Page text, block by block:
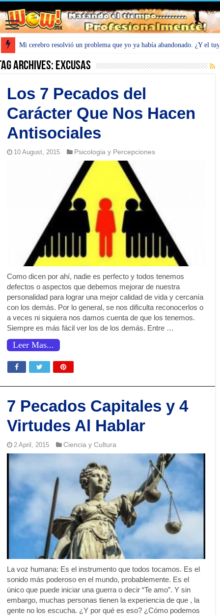
Mi cerebro resolvió un problema que yo ya había abandonado. ¿Y el
Archives: Excusas
Los 7 Pecados del
Carácter Que Nos Hacen
Antisociales
10 August, 2015 Psicologia y Percepciones
Como dicen por ahí, nadie es perfecto y todos tenemos
defectos o aspectos que debemos mejorar de nuestra
personalidad para lograr una mejor calidad de vida y cercanía
con los demás. Por lo general, se nos dificulta reconocerlos o
a veces ni siquiera nos damos cuenta de que los tenemos.
Siempre es más fácil ver los de los demás. Entre …
Leer Mas...
7 Pecados Capitales y 4
Virtudes Al Hablar
2 April, 2015 Ciencia y Cultura
La voz humana: Es el instrumento que todos tocamos. Es el
sonido más poderoso en el mundo, probablemente. Es el
único que puede iniciar una guerra o decir “Te amo”. Y sin
embargo, muchas personas tienen la experiencia de que , la
gente no los escucha. ¿Y por qué es eso? ¿Cómo podemos